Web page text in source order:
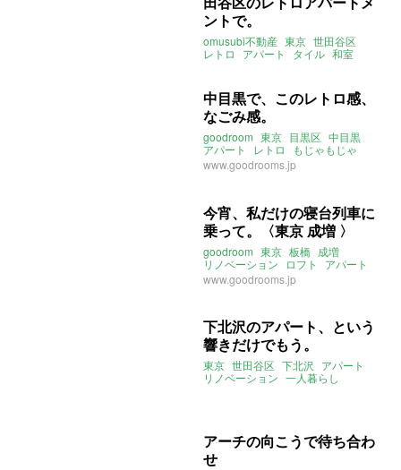
ントで。
omusubi不動産 東京 世田谷区
レトロ
アパート タイル 和室
中目黒で、このレトロ感、
なごみ感。
goodroom 東京 目黒区 中目黒
アパート
レトロ
もじゃもじゃ
2022年3月のおすすめ
www.goodrooms.jp
今宵、私だけの寝台列車に
乗って。〈東京 成増 〉
goodroom 東京 板橋 成増
リノベーション
ロフト
アパート
秘密基地
www.goodrooms.jp
下北沢のアパート、という
響きだけでもう。
東京 世田谷区 下北沢 アパート
リノベーション 一人暮らし
アーチの向こうで待ち合わ
せ